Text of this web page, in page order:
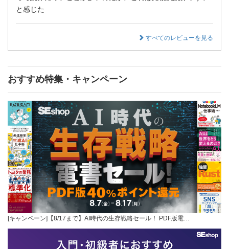
と感じた
すべてのレビューを見る
おすすめ特集・キャンペーン
[キャンペーン]【8/17まで】AI時代の生存戦略セール！ PDF版電…